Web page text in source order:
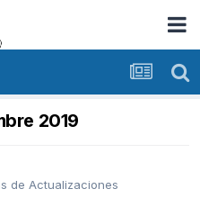
2019
de Actualizaciones